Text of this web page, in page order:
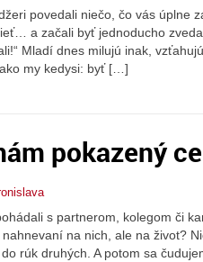
povedali niečo, čo vás úplne
a začali byť jednoducho
Mladí dnes milujú inak,
my kedysi: byť […]
pokazený
s partnerom, kolegom či
na nich, ale na život?
rúk druhých. A potom sa